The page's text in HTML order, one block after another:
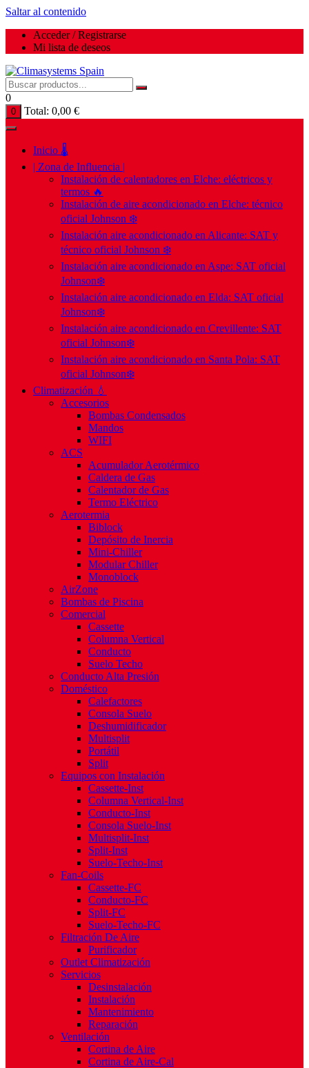
Saltar al contenido
Acceder / Registrarse
Mi lista de deseos
0
0 Total: 0,00 €
Inicio 🌡️
| Zona de Influencia |
Instalación de calentadores en Elche: eléctricos y
termos 🔥
Instalación de aire acondicionado en Elche: técnico
oficial Johnson ❄️
Instalación aire acondicionado en Alicante: SAT y
técnico oficial Johnson ❄️
Instalación aire acondicionado en Aspe: SAT oficial
Johnson❄️
Instalación aire acondicionado en Elda: SAT oficial
Johnson❄️
Instalación aire acondicionado en Crevillente: SAT
oficial Johnson❄️
Instalación aire acondicionado en Santa Pola: SAT
oficial Johnson❄️
Climatización 💧
Accesorios
Bombas Condensados
Mandos
WIFI
ACS
Acumulador Aerotérmico
Caldera de Gas
Calentador de Gas
Termo Eléctrico
Aerotermia
Biblock
Depósito de Inercia
Mini-Chiller
Modular Chiller
Monoblock
AirZone
Bombas de Piscina
Comercial
Cassette
Columna Vertical
Conducto
Suelo Techo
Conducto Alta Presión
Doméstico
Calefactores
Consola Suelo
Deshumidificador
Multisplit
Portátil
Split
Equipos con Instalación
Cassette-Inst
Columna Vertical-Inst
Conducto-Inst
Consola Suelo-Inst
Multisplit-Inst
Split-Inst
Suelo-Techo-Inst
Fan-Coils
Cassette-FC
Conducto-FC
Split-FC
Suelo-Techo-FC
Filtración De Aire
Purificador
Outlet Climatización
Servicios
Desinstalación
Instalación
Mantenimiento
Reparación
Ventilación
Cortina de Aire
Cortina de Aire-Cal